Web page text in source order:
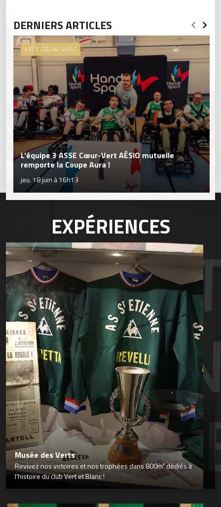
DERNIERS ARTICLES
ASSE CŒUR-VERT
L'équipe 3 ASSE Cœur-Vert AÉSIO mutuelle
remporte la Coupe Aura !
jeu. 18 juin à 16h13
EXPÉRIENCES
Musée des Verts
Revivez nos victoires et nos trophées dans 800m² dédiés à
l’histoire du club Vert et Blanc !